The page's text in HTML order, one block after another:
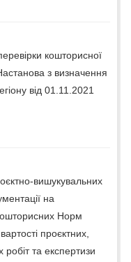
кошторисної
з визначення
від 01.11.2021
вишукувальних
на
Норм
проєктних,
та експертизи